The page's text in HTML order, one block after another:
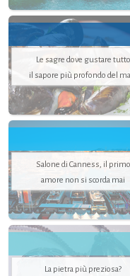
Le sagre dove gustare tutto
il sapore più profondo del
Salone di Canness, il primo
amore non si scorda mai
La pietra più preziosa?